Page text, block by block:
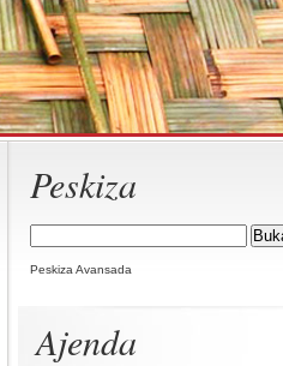
Peskiza
Peskiza Avansada
Ajenda